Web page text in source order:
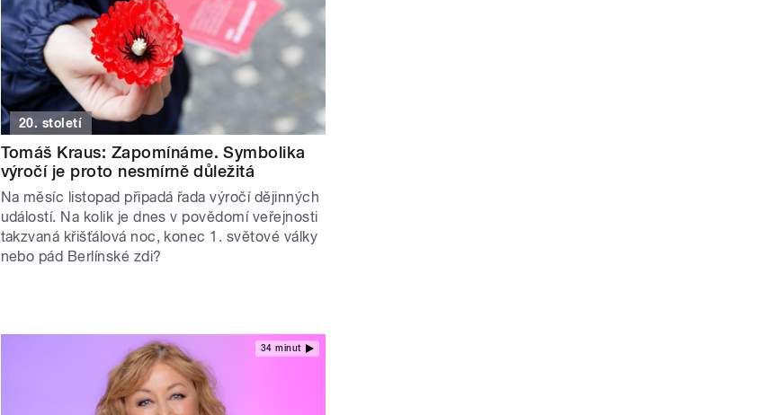
20. století
Tomáš Kraus: Zapomínáme. Symbolika
výročí je proto nesmírně důležitá
Na měsíc listopad připadá řada výročí dějinných
událostí. Na kolik je dnes v povědomí veřejnosti
takzvaná křišťálová noc, konec 1. světové války
nebo pád Berlínské zdi?
34 minut